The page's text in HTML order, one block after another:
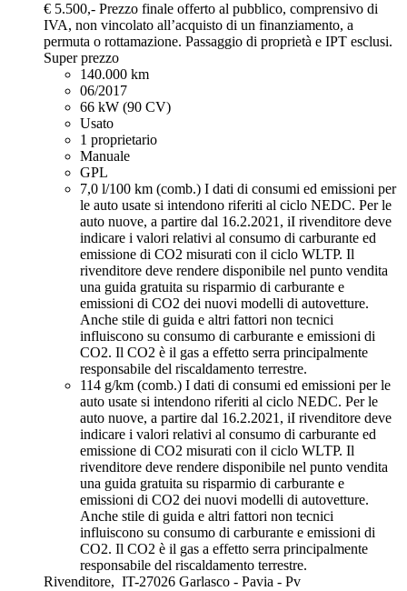
€ 5.500,- Prezzo finale offerto al pubblico, comprensivo di
IVA, non vincolato all’acquisto di un finanziamento, a
permuta o rottamazione. Passaggio di proprietà e IPT esclusi.
Super prezzo
140.000 km
06/2017
66 kW (90 CV)
Usato
1 proprietario
Manuale
GPL
7,0 l/100 km (comb.) I dati di consumi ed emissioni per
le auto usate si intendono riferiti al ciclo NEDC. Per le
auto nuove, a partire dal 16.2.2021, iI rivenditore deve
indicare i valori relativi al consumo di carburante ed
emissione di CO2 misurati con il ciclo WLTP. Il
rivenditore deve rendere disponibile nel punto vendita
una guida gratuita su risparmio di carburante e
emissioni di CO2 dei nuovi modelli di autovetture.
Anche stile di guida e altri fattori non tecnici
influiscono su consumo di carburante e emissioni di
CO2. Il CO2 è il gas a effetto serra principalmente
responsabile del riscaldamento terrestre.
114 g/km (comb.) I dati di consumi ed emissioni per le
auto usate si intendono riferiti al ciclo NEDC. Per le
auto nuove, a partire dal 16.2.2021, iI rivenditore deve
indicare i valori relativi al consumo di carburante ed
emissione di CO2 misurati con il ciclo WLTP. Il
rivenditore deve rendere disponibile nel punto vendita
una guida gratuita su risparmio di carburante e
emissioni di CO2 dei nuovi modelli di autovetture.
Anche stile di guida e altri fattori non tecnici
influiscono su consumo di carburante e emissioni di
CO2. Il CO2 è il gas a effetto serra principalmente
responsabile del riscaldamento terrestre.
Rivenditore, IT-27026 Garlasco - Pavia - Pv